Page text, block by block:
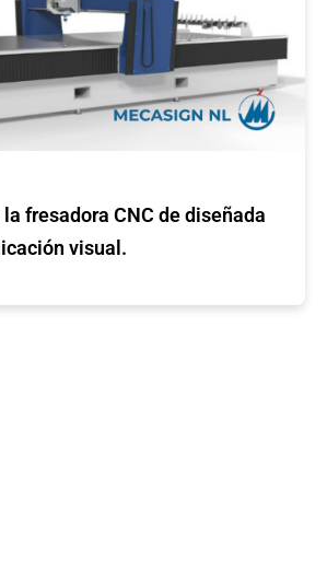
fresadora CNC de diseñada
visual.